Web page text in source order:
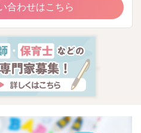
合わせはこちら